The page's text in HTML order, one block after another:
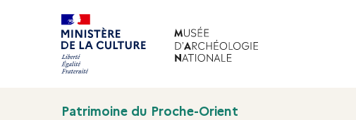
Patrimoine du Proche-Orient